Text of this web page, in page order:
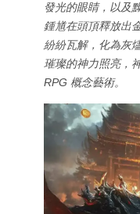
發光的眼睛，以及
鍾馗在頭頂釋放出
紛紛瓦解，化為灰
璀璨的神力照亮，
RPG 概念藝術。